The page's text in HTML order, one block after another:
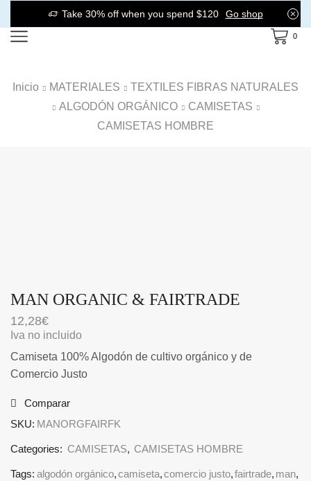
Take 30% off when you spend $120 Go shop
0
Inicio MATERIALES
TEXTILES FIBRAS NATURALES
ALGODÓN ORGÁNICO
CAMISETAS
CAMISETAS HOMBRE
MAN ORGANIC & FAIRTRADE
12,28€
Iva no incluido
Camiseta 100% Algodón de cultivo orgánico y de
Comercio Justo
Comparar
SKU: MANORGFAIRFK
Categories: CAMISETAS, CAMISETAS HOMBRE
Tags: algodón orgánico,camiseta,comercio justo,fairtrade, man,